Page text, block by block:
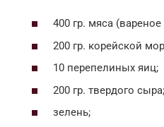
400 гр. мяса
200 гр. корейской
10 перепелиных яиц;
200 гр. твердого сыра;
зелень;